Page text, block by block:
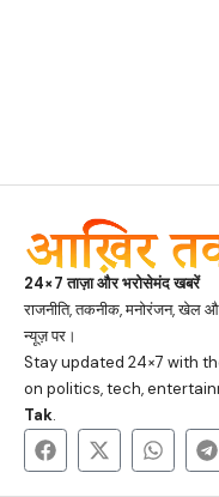
24×7 ताज़ा और भरोसेमंद खबरें
राजनीति, तकनीक, मनोरंजन, खेल
न्यूज़ पर।
Stay updated 24×7 with
on politics, tech,
Tak.